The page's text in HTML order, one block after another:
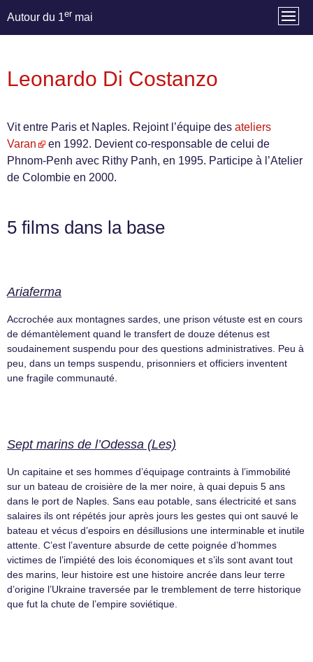
Autour du 1er mai
Leonardo Di Costanzo
Vit entre Paris et Naples. Rejoint l’équipe des ateliers
Varan
en 1992. Devient co-responsable de celui de
Phnom-Penh avec Rithy Panh, en 1995. Participe à l’Atelier
de Colombie en 2000.
5 films dans la base
Ariaferma
Accrochée aux montagnes sardes, une prison vétuste est en cours
de démantèlement quand le transfert de douze détenus est
soudainement suspendu pour des questions administratives. Peu à
peu, dans un temps suspendu, prisonniers et officiers inventent
une fragile communauté.
Sept marins de l’Odessa (Les)
Un capitaine et ses hommes d’équipage contraints à l’immobilité
sur un bateau de croisière de la mer noire, à quai depuis 5 ans
dans le port de Naples. Sans eau potable, sans électricité et sans
salaires ils ont répétés jour après jours les gestes qui ont sauvé le
bateau et vécus d’espoirs en désillusions une interminable et inutile
attente. C’est l’aventure absurde de cette poignée d’hommes
victimes de l’impiété des lois économiques et s’ils sont avant tout
des marins, leur histoire est une histoire ancrée dans leur terre
d’origine l’Ukraine traversée par le tremblement de terre historique
que fut la chute de l’empire soviétique.